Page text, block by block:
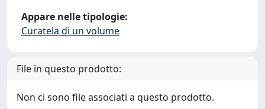
Appare nelle tipologie:
Curatela di un volume
File in questo prodotto:
Non ci sono file associati a questo prodotto.